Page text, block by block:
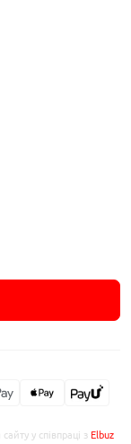
у співпраці з Elbuz